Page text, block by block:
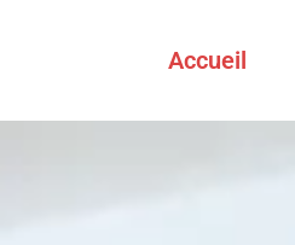
Accueil